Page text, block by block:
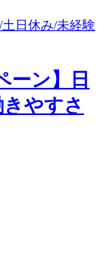
ーン】日
やすさ